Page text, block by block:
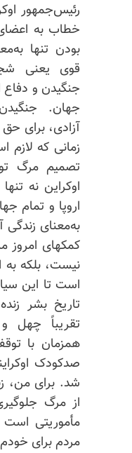
رئیس‌جمهور
خطاب به
بودن تنها
قوی یعنی
جنگیدن و دفاع
جهان.
آزادی، برای
زمانی که
تصمیم مرگ
اوکراین نه
اروپا و تمام
به‌معنای
کمکهای امروز
نیست، بلکه به
است تا این
تاریخ بشر
تقریباً چهل
همزمان با
صدکودک
شد. برای من،
از مرگ
مأموریتی
مردم برای